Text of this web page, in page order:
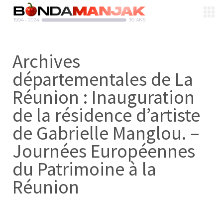
Archives
départementales de La
Réunion : Inauguration
de la résidence d’artiste
de Gabrielle Manglou. –
Journées Européennes
du Patrimoine à la
Réunion